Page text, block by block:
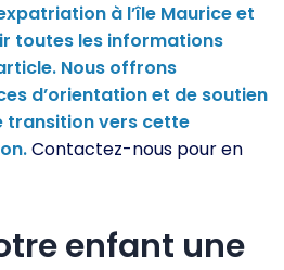
à l’île Maurice et
toutes les informations
Nous offrons
d’orientation et de soutien
transition vers cette
Contactez-nous pour en
enfant une